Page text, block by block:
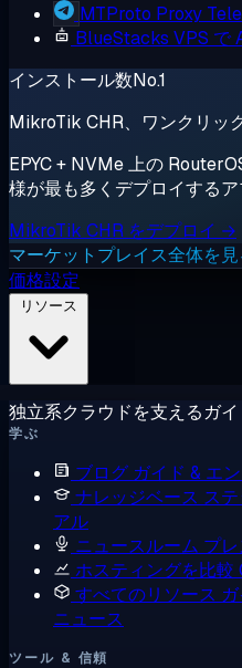
MTProto Proxy
BlueStacks VPS で
インストール数No.1
MikroTik CHR、ワンクリッ
EPYC + NVMe 上の
様が最も多くデプロイするア
MikroTik CHR をデプロイ →
マーケットプレイス全体を
価格設定
独立系クラウドを支えるガイ
学ぶ
ブログ ガイド & エ
ナレッジベース ス
アル
ニュースルーム プ
ホスティングを比較
すべてのリソース
ニュース
ツール & 信頼